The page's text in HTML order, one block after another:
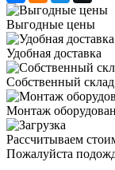
Выгодные цены
Удобная доставка
Собственный склад
Монтаж
Рассчитываем
Пожалуйста